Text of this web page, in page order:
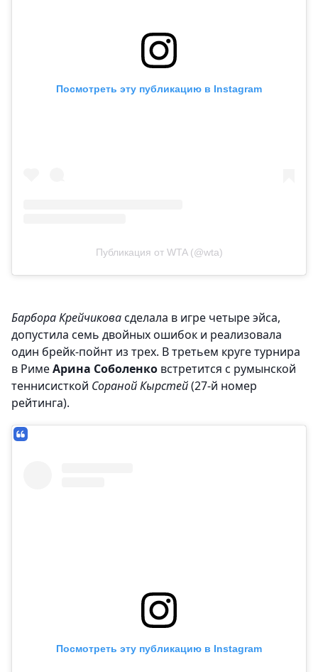
Посмотреть эту публикацию в Instagram
Публикация от WTA (@wta)
Барбора Крейчиковасделала в игре четыре эйса,
допустила семь двойных ошибок и реализовала
один брейк-пойнт из трех. В третьем круге турнира
в РимеАрина Соболенко встретится с румынской
теннисисткой Сораной Кырстей(27-й номер
рейтинга).
Посмотреть эту публикацию в Instagram